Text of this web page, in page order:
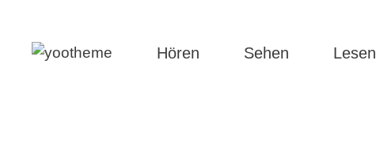
Hören Sehen Lesen